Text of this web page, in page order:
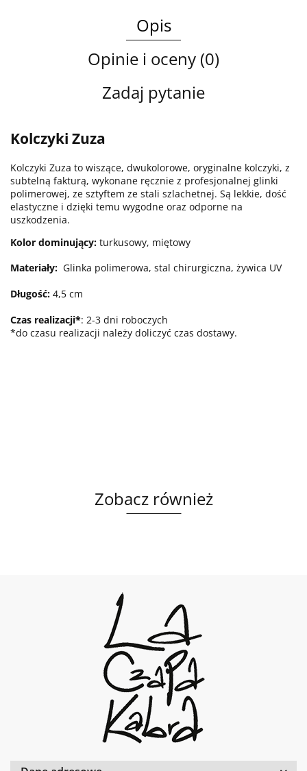
Opis
Opinie i oceny (0)
Zadaj pytanie
Kolczyki Zuza
Kolczyki Zuza to wiszące, dwukolorowe, oryginalne kolczyki, z
subtelną fakturą, wykonane ręcznie z profesjonalnej glinki
polimerowej, ze sztyftem ze stali szlachetnej. Są lekkie, dość
elastyczne i dzięki temu wygodne oraz odporne na
uszkodzenia.
Kolor dominujący: turkusowy, miętowy
Materiały: Glinka polimerowa, stal chirurgiczna, żywica UV
Długość: 4,5 cm
Czas realizacji*: 2-3 dni roboczych
*do czasu realizacji należy doliczyć czas dostawy.
Zobacz również